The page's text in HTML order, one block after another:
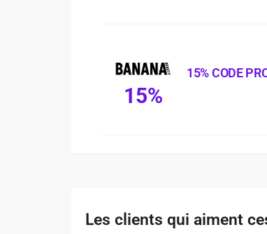
15%
15% CODE
Les clients qui aiment